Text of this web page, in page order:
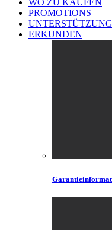
WO ZU KAUFEN
PROMOTIONS
UNTERSTÜTZUNG
ERKUNDEN